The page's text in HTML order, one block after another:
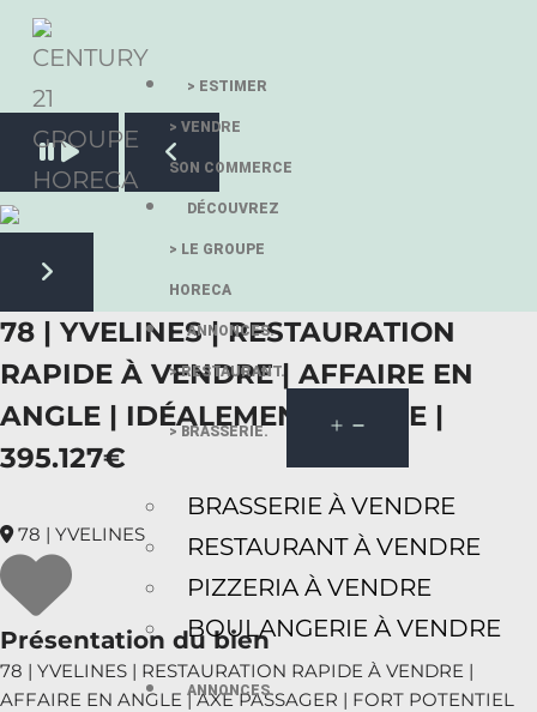
> ESTIMER
> VENDRE
SON COMMERCE
DÉCOUVREZ
> LE GROUPE
HORECA
ANNONCES.
> RESTAURANT.
> BRASSERIE.
BRASSERIE À VENDRE
RESTAURANT À VENDRE
PIZZERIA À VENDRE
BOULANGERIE À VENDRE
ANNONCES.
Pause slide rotation
Resume slide rotation
Previous slide
Next slide
78 | YVELINES | RESTAURATION
RAPIDE À VENDRE | AFFAIRE EN
ANGLE | IDÉALEMENT SITUÉE |
395.127€
78 | YVELINES
Présentation du bien
78 | YVELINES | RESTAURATION RAPIDE À VENDRE |
AFFAIRE EN ANGLE | AXE PASSAGER | FORT POTENTIEL